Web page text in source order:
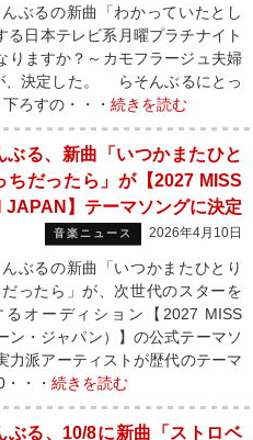
ぶるの新曲「わかっていたとし
日本テレビ系月曜プラチナイト
りますか？～カモフラージュ夫婦
、決定した。 らそんぶるにとっ
ろすの・・・ 続きを読む
ぶる、新曲「いつかまたひと
ちだったら」が【2027 MISS
JAPAN】テーマソングに決定
音楽ニュース 2026年4月10日
ぶるの新曲「いつかまたひとり
ったら」が、次世代のスターを
るオーディション【2027 MISS
ン・ジャパン）】の公式テーマソ
派アーティストが歴代のテーマ
・・ 続きを読む
ぶる、10/8に新曲「ストロベ